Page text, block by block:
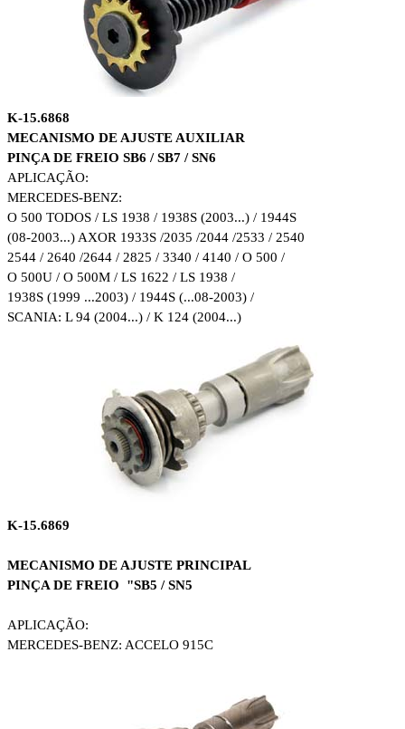
K-15.6868
MECANISMO DE AJUSTE AUXILIAR
PINÇA DE FREIO SB6 / SB7 / SN6
APLICAÇÃO:
MERCEDES-BENZ:
O 500 TODOS / LS 1938 / 1938S (2003...) / 1944S
(08-2003...) AXOR 1933S /2035 /2044 /2533 / 2540
2544 / 2640 /2644 / 2825 / 3340 / 4140 / O 500 /
O 500U / O 500M / LS 1622 / LS 1938 /
1938S (1999 ...2003) / 1944S (...08-2003) /
SCANIA: L 94 (2004...) / K 124 (2004...)
K-15.6869
MECANISMO DE AJUSTE PRINCIPAL
PINÇA DE FREIO "SB5 / SN5
APLICAÇÃO:
MERCEDES-BENZ: ACCELO 915C